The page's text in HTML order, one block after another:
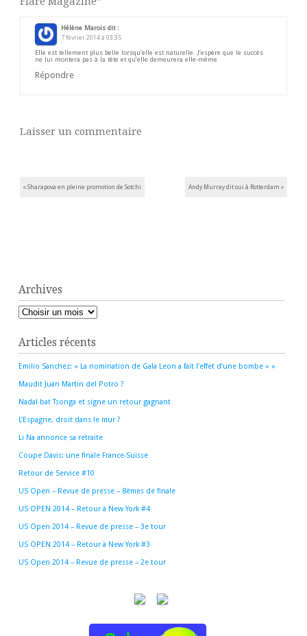
Hélène Marois dit :
7 février 2014 à 03:35
Elle est tellement plus belle lorsqu’elle est naturelle. J’espère que le succès
ne lui montera pas à la tête et qu’elle demeurera elle-même
Répondre
Laisser un commentaire
Post navigation
« Sharapova en pleine promotion de Sotchi Andy Murray dit oui à Rotterdam »
Archives
Articles récents
Emilio Sanchez: « La nomination de Gala Leon a fait l’effet d’une bombe » »
Maudit Juan Martin del Potro ?
Nadal bat Tsonga et signe un retour gagnant
L’Espagne, droit dans le mur ?
Li Na annonce sa retraite
Coupe Davis: une finale France-Suisse
Retour de Service #10
US Open – Revue de presse – 8èmes de finale
US OPEN 2014 – Retour à New York #4
US Open 2014 – Revue de presse – 3e tour
US OPEN 2014 – Retour à New York #3
US Open 2014 – Revue de presse – 2e tour